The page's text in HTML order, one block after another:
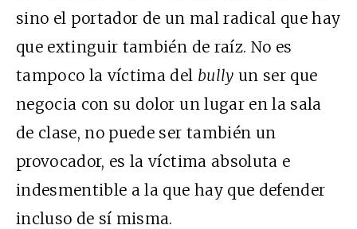
sino el portador de un mal radical que hay
que extinguir también de raíz. No es
tampoco la víctima del bully un ser que
negocia con su dolor un lugar en la sala
de clase, no puede ser también un
provocador, es la víctima absoluta e
indesmentible a la que hay que defender
incluso de sí misma.